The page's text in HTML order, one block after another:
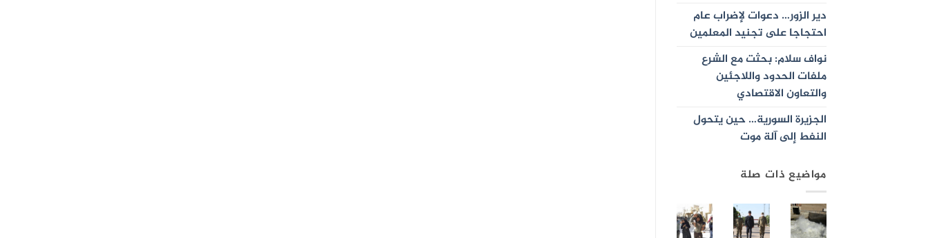
دير الزور… دعوات لإضراب عام
احتجاجا على تجنيد المعلمين
نواف سلام: بحثت مع الشرع
ملفات الحدود واللاجئين
والتعاون الاقتصادي
الجزيرة السورية… حين يتحول
النفط إلى آلة موت
مواضيع ذات صلة